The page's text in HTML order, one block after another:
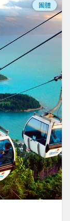
團體